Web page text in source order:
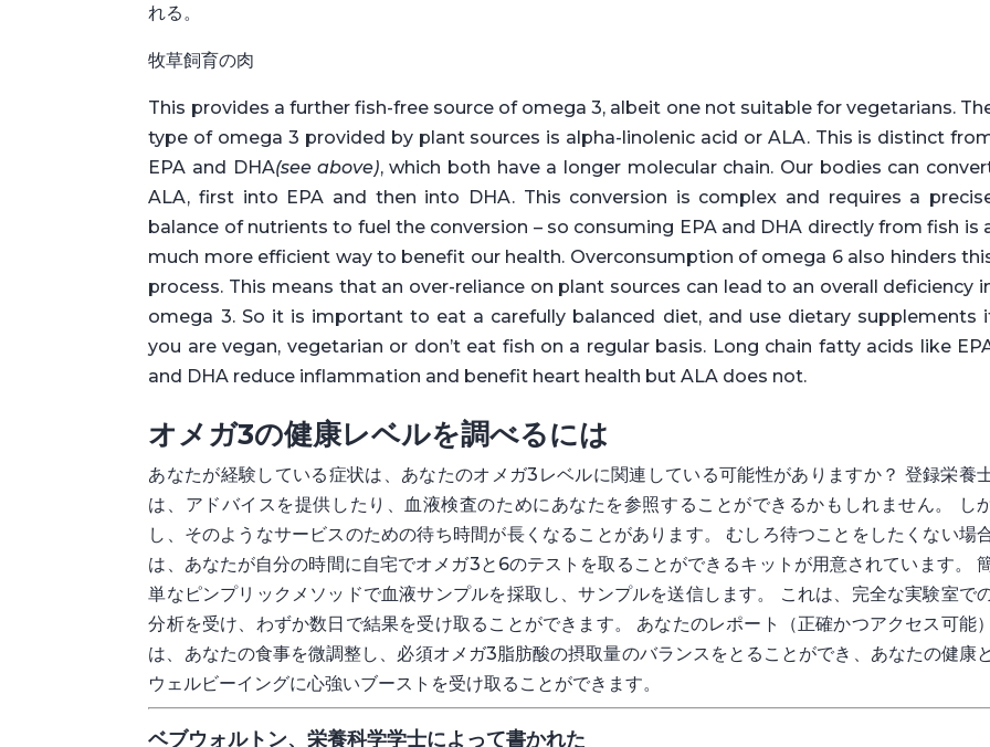
れる。
牧草飼育の肉
This provides a further fish-free source of omega 3, albeit one not suitable for vegetarians.
type of omega 3 provided by plant sources is alpha-linolenic acid or ALA. This is distinct
EPA and DHA(see above), which both have a longer molecular chain. Our bodies can
ALA, first into EPA and then into DHA. This conversion is complex and requires a
balance of nutrients to fuel the conversion – so consuming EPA and DHA directly from fish is
much more efficient way to benefit our health. Overconsumption of omega 6 also hinders
process. This means that an over-reliance on plant sources can lead to an overall deficiency
omega 3. So it is important to eat a carefully balanced diet, and use dietary supplements
you are vegan, vegetarian or don’t eat fish on a regular basis. Long chain fatty acids like
and DHA reduce inflammation and benefit heart health but ALA does not.
オメガ3の健康レベルを調べるには
あなたが経験している症状は、あなたのオメガ3レベルに関連している可能性がありますか？ 登録栄養
は、アドバイスを提供したり、血液検査のためにあなたを参照することができるかもしれません。 し
し、そのようなサービスのための待ち時間が長くなることがあります。 むしろ待つことをしたくない場
は、あなたが自分の時間に自宅でオメガ3と6のテストを取ることができるキットが用意されています。
単なピンプリックメソッドで血液サンプルを採取し、サンプルを送信します。 これは、完全な実験室で
分析を受け、わずか数日で結果を受け取ることができます。 あなたのレポート（正確かつアクセス可能）
は、あなたの食事を微調整し、必須オメガ3脂肪酸の摂取量のバランスをとることができ、あなたの健康と
ウェルビーイングに心強いブーストを受け取ることができます。
ベブウォルトン、栄養科学学士によって書かれた